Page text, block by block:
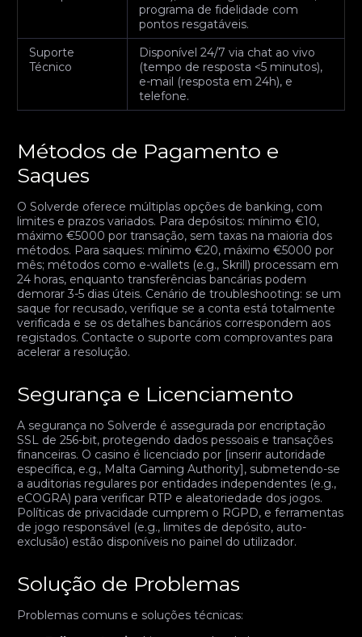
programa de fidelidade com
pontos resgatáveis.
Suporte
Técnico
Disponível 24/7 via chat ao vivo
(tempo de resposta <5 minutos),
e-mail (resposta em 24h), e
telefone.
Métodos de Pagamento e
Saques
O Solverde oferece múltiplas opções de banking, com
limites e prazos variados. Para depósitos: mínimo €10,
máximo €5000 por transação, sem taxas na maioria dos
métodos. Para saques: mínimo €20, máximo €5000 por
mês; métodos como e-wallets (e.g., Skrill) processam em
24 horas, enquanto transferências bancárias podem
demorar 3-5 dias úteis. Cenário de troubleshooting: se um
saque for recusado, verifique se a conta está totalmente
verificada e se os detalhes bancários correspondem aos
registados. Contacte o suporte com comprovantes para
acelerar a resolução.
Segurança e Licenciamento
A segurança no Solverde é assegurada por encriptação
SSL de 256-bit, protegendo dados pessoais e transações
financeiras. O casino é licenciado por [inserir autoridade
específica, e.g., Malta Gaming Authority], submetendo-se
a auditorias regulares por entidades independentes (e.g.,
eCOGRA) para verificar RTP e aleatoriedade dos jogos.
Políticas de privacidade cumprem o RGPD, e ferramentas
de jogo responsável (e.g., limites de depósito, auto-
exclusão) estão disponíveis no painel do utilizador.
Solução de Problemas
Problemas comuns e soluções técnicas: